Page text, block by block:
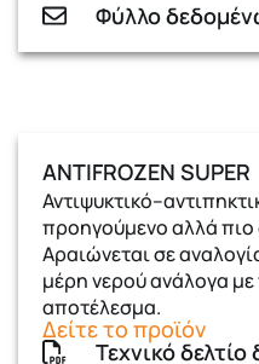
Φύλλο
ANTIFROZEN SUPER
προηγούμενο αλλά
Αραιώνεται σε
μέρη νερού ανάλογα
αποτέλεσμα.
Δείτε το προϊόν
Τεχνικό